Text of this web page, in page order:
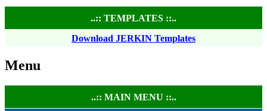
..:: TEMPLATES ::..
Download JERKIN Templates
Menu
..:: MAIN MENU ::..